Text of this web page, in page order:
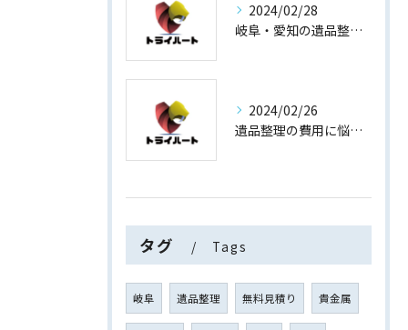
2024/02/28
岐阜・愛知の遺品整理と買取専門店【査定士が高額買取】
2024/02/26
遺品整理の費用に悩まない！買取専門店運営の遺品整理
タグ Tags
岐阜 遺品整理 無料見積り 貴金属